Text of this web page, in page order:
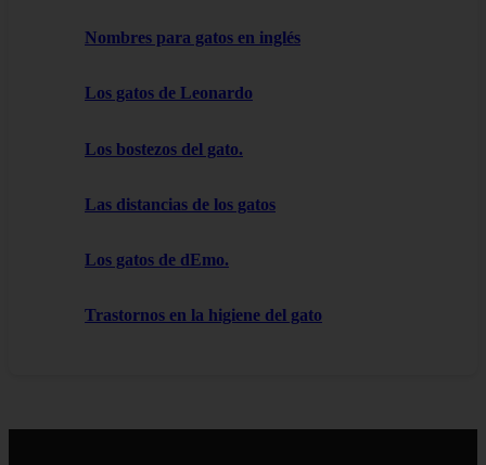
Nombres para gatos en inglés
Los gatos de Leonardo
Los bostezos del gato.
Las distancias de los gatos
Los gatos de dEmo.
Trastornos en la higiene del gato